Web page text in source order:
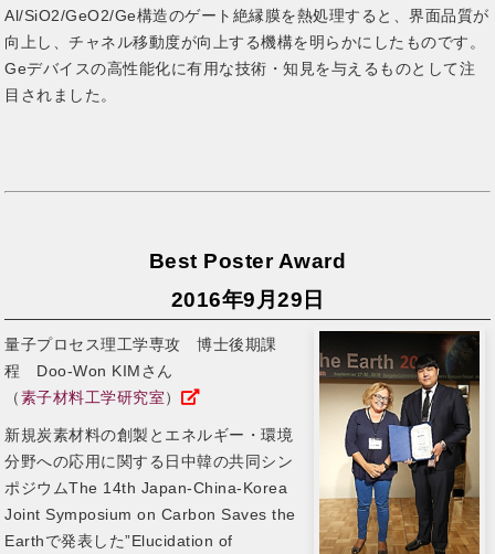
Al/SiO2/GeO2/Ge構造のゲート絶縁膜を熱処理すると、界面品質が
向上し、チャネル移動度が向上する機構を明らかにしたものです。
Geデバイスの高性能化に有用な技術・知見を与えるものとして注
目されました。
Best Poster Award
2016年9月29日
量子プロセス理工学専攻 博士後期課
程 Doo-Won KIMさん
（素子材料工学研究室）
新規炭素材料の創製とエネルギー・環境
分野への応用に関する日中韓の共同シン
ポジウムThe 14th Japan-China-Korea
Joint Symposium on Carbon Saves the
Earthで発表した”Elucidation of